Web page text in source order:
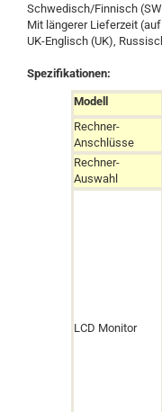
Schwedisch/Finnisch
Mit längerer Lieferzeit
UK-Englisch (UK),
Spezifikationen:
Modell
Rechner-
Anschlüsse
Rechner-
Auswahl
LCD Monitor